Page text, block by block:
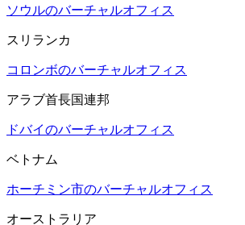
ソウルのバーチャルオフィス
スリランカ
コロンボのバーチャルオフィス
アラブ首長国連邦
ドバイのバーチャルオフィス
ベトナム
ホーチミン市のバーチャルオフィス
オーストラリア